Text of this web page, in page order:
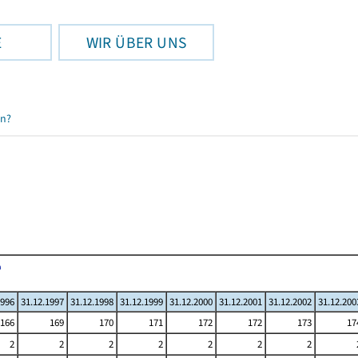
WIR ÜBER UNS
31.12.1997 31.12.1998 31.12.1999 31.12.2000 31.12.2001 31.12.2002
166 169 170 171 172 172 173
2 2 2 2 2 2 2